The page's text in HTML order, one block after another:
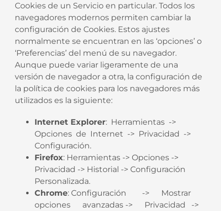
Cookies de un Servicio en particular. Todos los
navegadores modernos permiten cambiar la
configuración de Cookies. Estos ajustes
normalmente se encuentran en las ‘opciones’ o
‘Preferencias’ del menú de su navegador.
Aunque puede variar ligeramente de una
versión de navegador a otra, la configuración de
la política de cookies para los navegadores más
utilizados es la siguiente:
Internet Explorer: Herramientas ->
Opciones de Internet -> Privacidad ->
Configuración.
Firefox: Herramientas -> Opciones ->
Privacidad -> Historial -> Configuración
Personalizada.
Chrome: Configuración -> Mostrar
opciones avanzadas -> Privacidad ->